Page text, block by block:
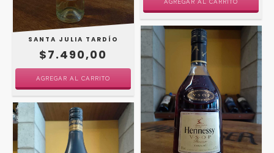
SANTA JULIA TARDÍO
$7.490,00